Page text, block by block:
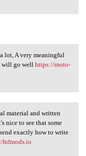
me a lot,
lot, A very meaningful
will go well https://moto-
material and written
nice to see that some
exactly how to write
fnfmods.io